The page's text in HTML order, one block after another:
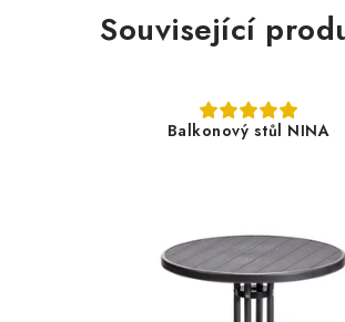
Související
Balkonový stůl NINA